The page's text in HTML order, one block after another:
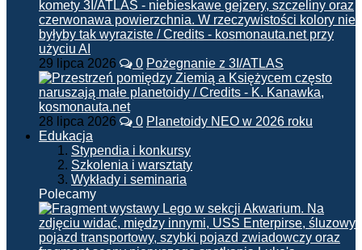
29 lipca 2026 0 Pożegnanie z 3I/ATLAS
28 lipca 2026 0 Planetoidy NEO w 2026 roku
Edukacja
Stypendia i konkursy
Szkolenia i warsztaty
Wykłady i seminaria
Polecamy